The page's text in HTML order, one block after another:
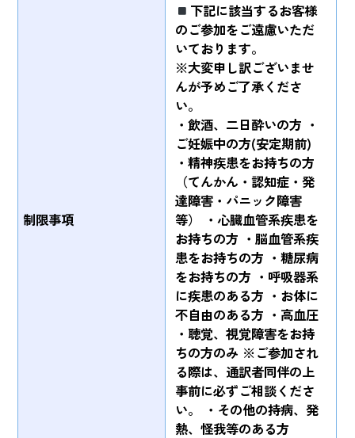
制限事項
下記に該当するお客様
のご参加をご遠慮いただ
いております。
※大変申し訳ございませ
んが予めご了承くださ
い。
・飲酒、二日酔いの方 ・
ご妊娠中の方(安定期前)
・精神疾患をお持ちの方
（てんかん・認知症・発
達障害・パニック障害
等） ・心臓血管系疾患を
お持ちの方 ・脳血管系疾
患をお持ちの方 ・糖尿病
をお持ちの方 ・呼吸器系
に疾患のある方 ・お体に
不自由のある方 ・高血圧
・聴覚、視覚障害をお持
ちの方のみ ※ご参加され
る際は、通訳者同伴の上
事前に必ずご相談くださ
い。 ・その他の持病、発
熱、怪我等のある方